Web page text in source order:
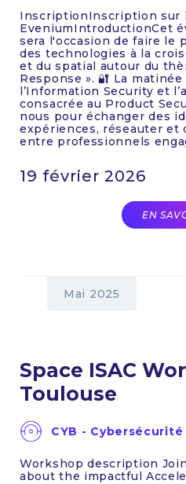
19 février 2026
InscriptionInscription sur
EveniumIntroductionCet
sera l'occasion de faire le
des technologies à la
et du spatial autour du
Response ». 🔐 La
l’Information Security et
consacrée au Product
nous pour échanger des
expériences, réseauter et
entre professionnels
EN
Mai 2025
Space ISAC
Toulouse
CYB - Cybersécurité
Workshop description
about the impactful